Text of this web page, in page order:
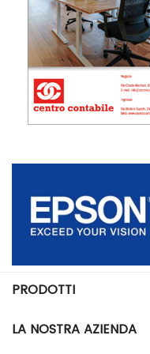
PRODOTTI
LA NOSTRA AZIENDA